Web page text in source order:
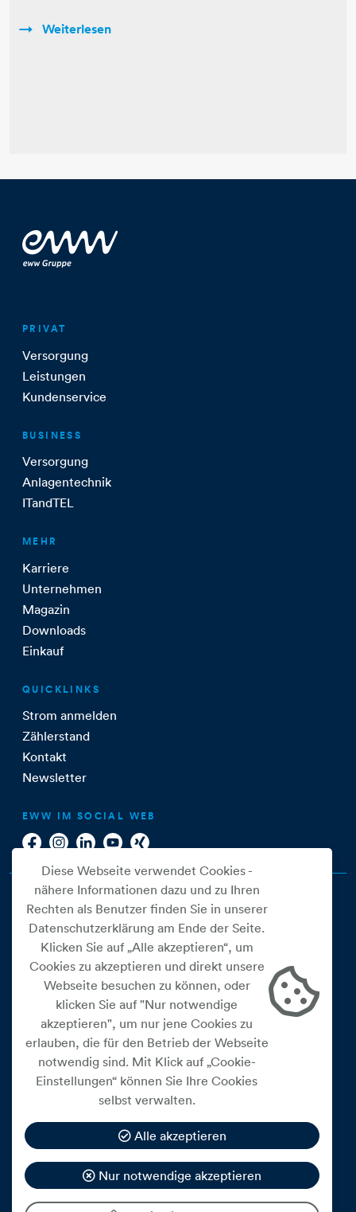
Weiterlesen
PRIVAT
Versorgung
Leistungen
Kundenservice
BUSINESS
Versorgung
Anlagentechnik
ITandTEL
MEHR
Karriere
Unternehmen
Magazin
Downloads
Einkauf
QUICKLINKS
Strom anmelden
Zählerstand
Kontakt
Newsletter
EWW IM SOCIAL WEB
Cookie Einstellungen
Datenschutz
Impressum
Widerrufsbelehrung
Medienfreiheitsgesetz
Barrierefreiheitserklärung
Hinweisgeberschutz
Mein Konto
Diese Webseite verwendet Cookies -
nähere Informationen dazu und zu Ihren
Rechten als Benutzer finden Sie in unserer
Datenschutzerklärung am Ende der Seite.
Klicken Sie auf „Alle akzeptieren“, um
Cookies zu akzeptieren und direkt unsere
Webseite besuchen zu können, oder
klicken Sie auf "Nur notwendige
akzeptieren", um nur jene Cookies zu
erlauben, die für den Betrieb der Webseite
notwendig sind. Mit Klick auf „Cookie-
Einstellungen“ können Sie Ihre Cookies
selbst verwalten.
Alle akzeptieren
Nur notwendige akzeptieren